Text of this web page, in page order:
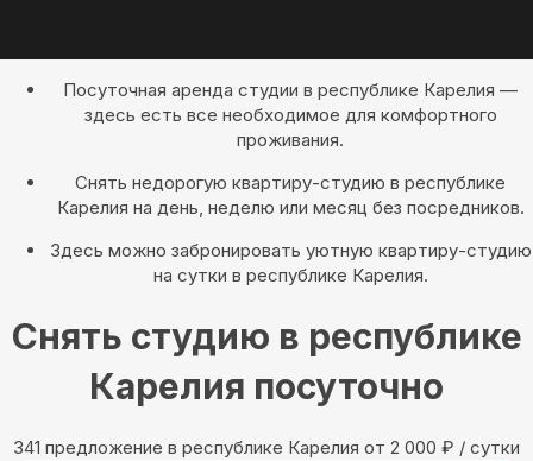
Посуточная аренда студии в республике Карелия —
здесь есть все необходимое для комфортного
проживания.
Снять недорогую квартиру-студию в республике
Карелия на день, неделю или месяц без посредников.
Здесь можно забронировать уютную квартиру-студию
на сутки в республике Карелия.
Снять студию в республике
Карелия посуточно
341 предложение в республике Карелия oт 2 000 ₽ / сутки